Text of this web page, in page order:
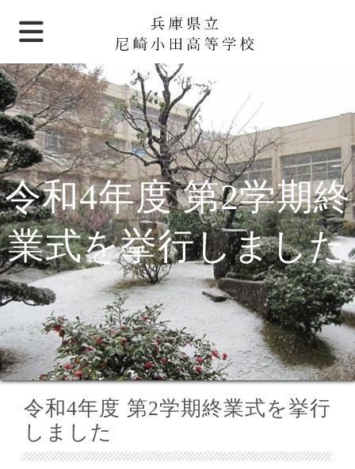
令和4年度 第2学期終
業式を挙行しました
令和4年度 第2学期終業式を挙行
しました